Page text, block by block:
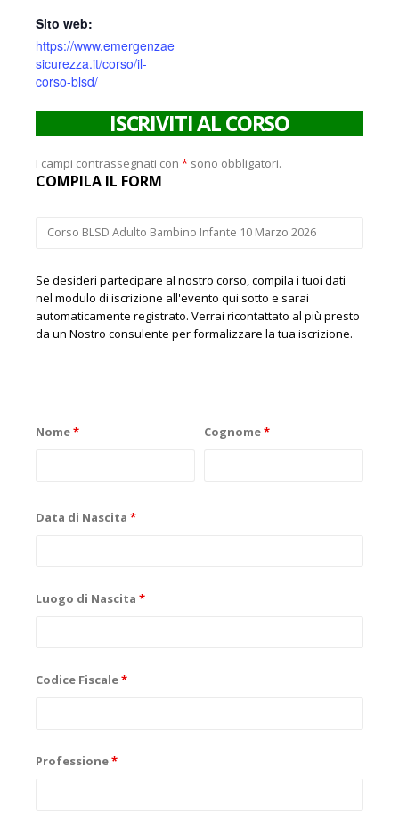
Sito web:
https://www.emergenzae
sicurezza.it/corso/il-
corso-blsd/
ISCRIVITI AL CORSO
I campi contrassegnati con * sono obbligatori.
COMPILA IL FORM
Se desideri partecipare al nostro corso, compila i tuoi dati
nel modulo di iscrizione all'evento qui sotto e sarai
automaticamente registrato. Verrai ricontattato al più presto
da un Nostro consulente per formalizzare la tua iscrizione.
Nome* Cognome*
Data di Nascita *
Luogo di Nascita *
Codice Fiscale*
Professione*